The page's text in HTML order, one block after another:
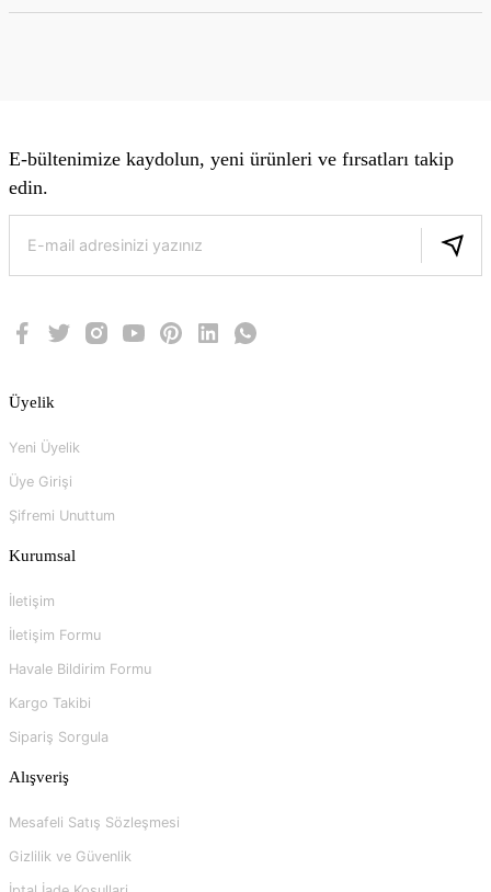
E-bültenimize kaydolun, yeni ürünleri ve fırsatları takip
edin.
Üyelik
Yeni Üyelik
Üye Girişi
Şifremi Unuttum
Kurumsal
İletişim
İletişim Formu
Havale Bildirim Formu
Kargo Takibi
Sipariş Sorgula
Alışveriş
Mesafeli Satış Sözleşmesi
Gizlilik ve Güvenlik